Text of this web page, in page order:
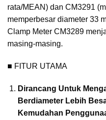
rata/MEAN) dan CM3291
memperbesar diameter 33
Clamp Meter CM3289
masing-masing.
■ FITUR UTAMA
Dirancang Untuk
Berdiameter Lebih
Kemudahan